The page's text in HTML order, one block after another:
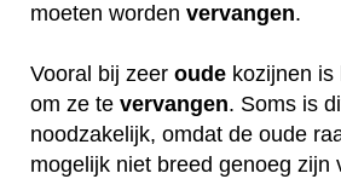
moeten worden vervangen.
Vooral bij zeer oude kozijnen is
om ze te vervangen. Soms is
noodzakelijk, omdat de oude
mogelijk niet breed genoeg zijn